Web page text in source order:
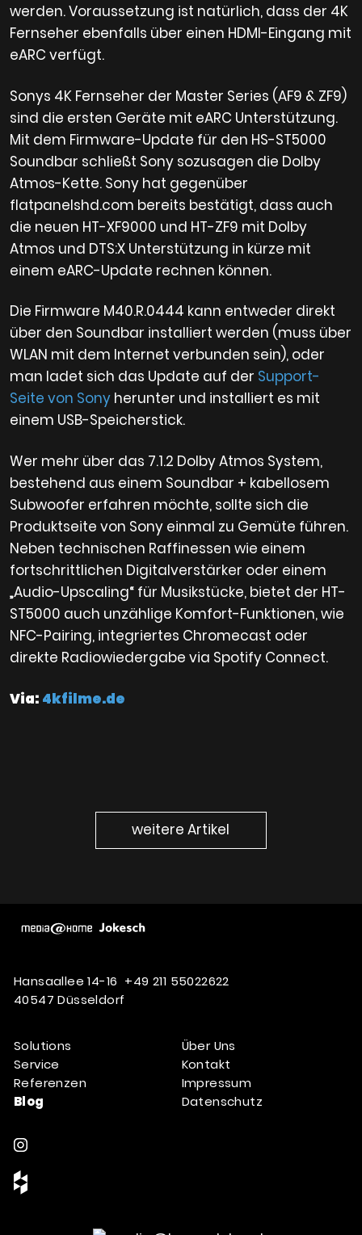
werden. Voraussetzung ist natürlich, dass der 4K
Fernseher ebenfalls über einen HDMI-Eingang mit
eARC verfügt.
Sonys 4K Fernseher der Master Series (AF9 & ZF9)
sind die ersten Geräte mit eARC Unterstützung.
Mit dem Firmware-Update für den HS-ST5000
Soundbar schließt Sony sozusagen die Dolby
Atmos-Kette. Sony hat gegenüber
flatpanelshd.com bereits bestätigt, dass auch
die neuen HT-XF9000 und HT-ZF9 mit Dolby
Atmos und DTS:X Unterstützung in kürze mit
einem eARC-Update rechnen können.
Die Firmware M40.R.0444 kann entweder direkt
über den Soundbar installiert werden (muss über
WLAN mit dem Internet verbunden sein), oder
man ladet sich das Update auf der Support-
Seite von Sonyherunter und installiert es mit
einem USB-Speicherstick.
Wer mehr über das 7.1.2 Dolby Atmos System,
bestehend aus einem Soundbar + kabellosem
Subwoofer erfahren möchte, sollte sich die
Produktseite von Sony einmal zu Gemüte führen.
Neben technischen Raffinessen wie einem
fortschrittlichen Digitalverstärker oder einem
„Audio-Upscaling“ für Musikstücke, bietet der HT-
ST5000 auch unzählige Komfort-Funktionen, wie
NFC-Pairing, integriertes Chromecast oder
direkte Radiowiedergabe via Spotify Connect.
Via: 4kfilme.de
weitere Artikel
Hansaallee 14-16
40547 Düsseldorf
+49 211 55022622
Solutions
Service
Referenzen
Blog
Über Uns
Kontakt
Impressum
Datenschutz